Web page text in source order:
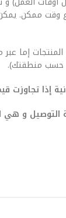
وقت ممكن.
إما
حسب منطقتك).
قيمة
التوصيل و